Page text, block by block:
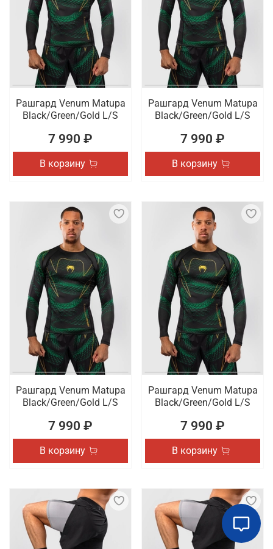
Рашгард Venum Matupa
Black/Green/Gold L/S
7 990 ₽
В корзину
Рашгард Venum Matupa
Black/Green/Gold L/S
7 990 ₽
В корзину
Рашгард Venum Matupa
Black/Green/Gold L/S
7 990 ₽
В корзину
Рашгард Venum Matupa
Black/Green/Gold L/S
7 990 ₽
В корзину